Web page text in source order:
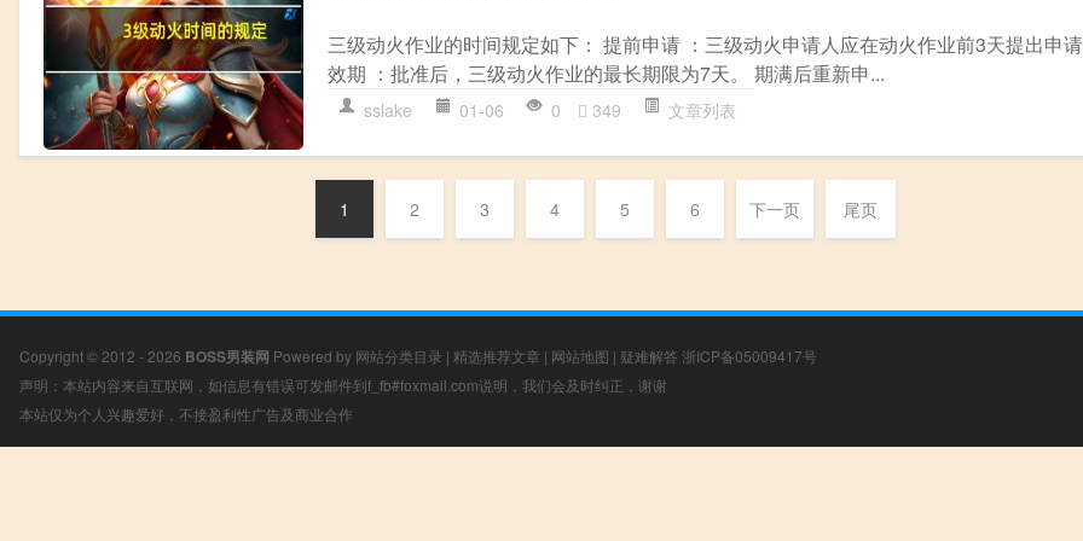
三级动火作业的时间规定如下： 提前申请 ：三级动火申请人应在动火作业前3天提出申
效期 ：批准后，三级动火作业的最长期限为7天。 期满后重新申...
sslake 01-06 0 349 文章列表
1 2 3 4 5 6 下一页 尾页
Copyright © 2012 - 2026 BOSS男装网 Powered by 网站分类目录 | 精选推荐文章 | 网站地图 | 疑难解答 浙ICP备05009417号
声明：本站内容来自互联网，如信息有错误可发邮件到f_fb#foxmail.com说明，我们会及时纠正，谢谢
本站仅为个人兴趣爱好，不接盈利性广告及商业合作